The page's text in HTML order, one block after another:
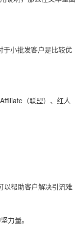
于小批发客户是比较优
（联盟）、红人
以帮助客户解决引流难
力量。